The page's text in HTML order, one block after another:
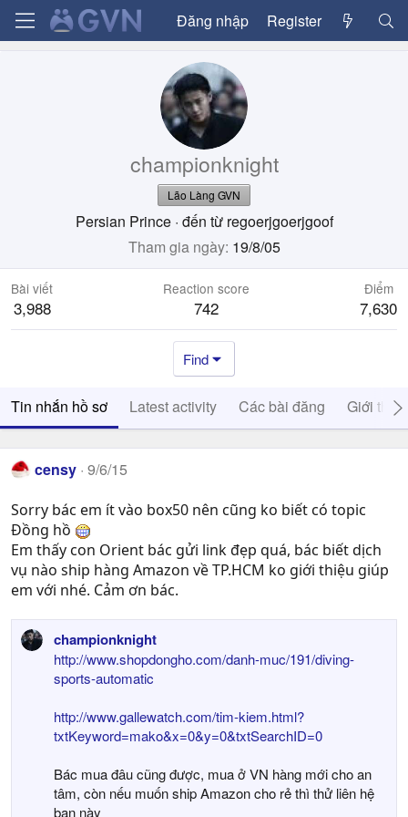
Đăng nhập Register
championknight
Lão Làng GVN
Persian Prince · đến từ regoerjgoerjgoof
Tham gia ngày 19/8/05
Bài viết
3,988
Reaction score
742
Điểm
7,630
Find
Tin nhắn hồ sơ Latest activity Các bài đăng Giới thiệu
censy 9/6/15
Sorry bác em ít vào box50 nên cũng ko biết có topic
Đồng hồ
Em thấy con Orient bác gửi link đẹp quá, bác biết dịch
vụ nào ship hàng Amazon về TP.HCM ko giới thiệu giúp
em với nhé. Cảm ơn bác.
championknight
http://www.shopdongho.com/danh-muc/191/diving-
sports-automatic
http://www.gallewatch.com/tim-kiem.html?
txtKeyword=mako&x=0&y=0&txtSearchID=0
Bác mua đâu cũng được, mua ở VN hàng mới cho an
tâm, còn nếu muốn ship Amazon cho rẻ thì thử liên hệ
bạn này